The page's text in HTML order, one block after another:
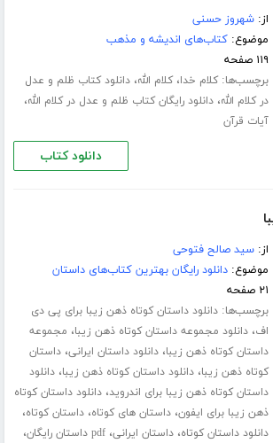
از:شهروز حسنی
موضوع:کتاب‌های اندیشه و مذهب
۱۱۹ صفحه
برچسب‌ها:کلام خدا،کلام الله،دانلود کتاب ظلم و عدل
در کلام الله،دانلود رایگان کتاب ظلم و عدل در کلام الله،
آیات قرآن
دانلود کتاب
از:سید صالح فتوحی
موضوع:دانلود رایگان بهترین کتاب‌های داستان
۲۱ صفحه
برچسب‌ها:دانلود داستان کوتاه ذهن زیبا برای پی دی
اف،دانلود مجموعه داستان کوتاه ذهن زیبا، مجموعه
داستان کوتاه ذهن زیبا،دانلود داستان ایرانی،داستان
کوتاه ذهن زیبا،دانلود داستان کوتاه ذهن زیبا،دانلود
داستان کوتاه ذهن زیبا برای اندروید،دانلود داستان کوتاه
ذهن زیبا برای ایفون،داستان های کوتاه،داستان کوتاه،
دانلود داستان کوتاه،داستان ایرانی،pdf داستان رایگان ،